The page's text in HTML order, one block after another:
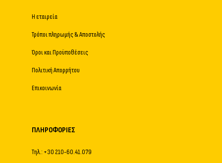
Η εταιρεία
Τρόποι πληρωμής & Αποστολής
Όροι και Προϋποθέσεις
Πολιτική Απορρήτου
Επικοινωνία
ΠΛΗΡΟΦΟΡΊΕΣ
Τηλ.: +30 210-60.41.079